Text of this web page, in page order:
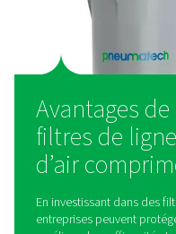
Conçus pour les
offrent des débits
applications
Filtres à charbon
Utilisés pour
hydrocarbures, ces
pour les industries
pharmaceutique.